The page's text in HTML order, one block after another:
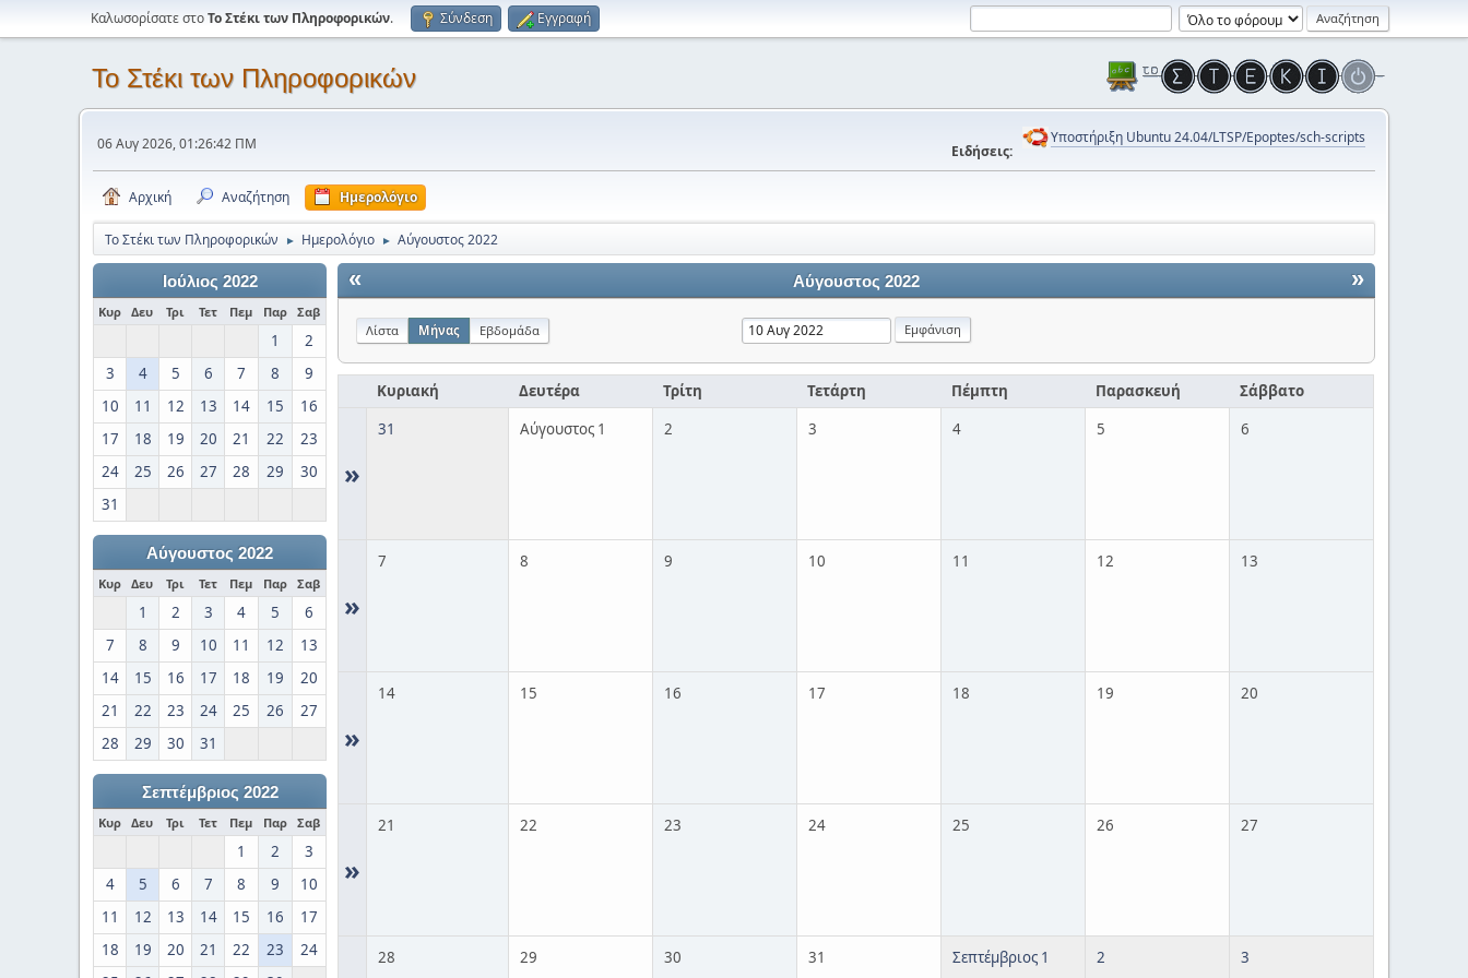
Καλωσορίσατε στοΤο Στέκι των Πληροφορικών. Σύνδεση Εγγραφή
Το Στέκι των Πληροφορικών
06 Αυγ 2026, 01:26:42 ΠΜ Ειδήσεις:
Υποστήριξη Ubuntu 24.04/LTSP/Epoptes/sch-scripts
Αρχική Αναζήτηση Ημερολόγιο
Το Στέκι των Πληροφορικών ► Ημερολόγιο ► Αύγουστος 2022
Ιούλιος 2022
Κυρ Δευ Τρι Τετ Πεμ Παρ Σαβ
1
2
3
4 5 6 7 8
9
10
11 12 13 14 15
16
17
18 19 20 21 22
23
24
25 26 27 28 29
30
31
Αύγουστος 2022
Κυρ Δευ Τρι Τετ Πεμ Παρ Σαβ
1 2 3 4 5
6
7
8 9 10 11 12
13
14
15 16 17 18 19
20
21
22 23 24 25 26
27
28
29 30 31
Σεπτέμβριος 2022
Κυρ Δευ Τρι Τετ Πεμ Παρ Σαβ
1 2
3
4
5 6 7 8 9
10
11
12 13 14 15 16
17
18
19 20 21 22 23
24
« »
Αύγουστος 2022
Λίστα Μήνας Εβδομάδα
Κυριακή Δευτέρα Τρίτη Τετάρτη Πέμπτη Παρασκευή Σάββατο
»
31 Αύγουστος 1 2 3 4 5 6
»
7 8 9 10 11 12 13
»
14 15 16 17 18 19 20
»
21 22 23 24 25 26 27
28 29 30 31 Σεπτέμβριος 1 2 3